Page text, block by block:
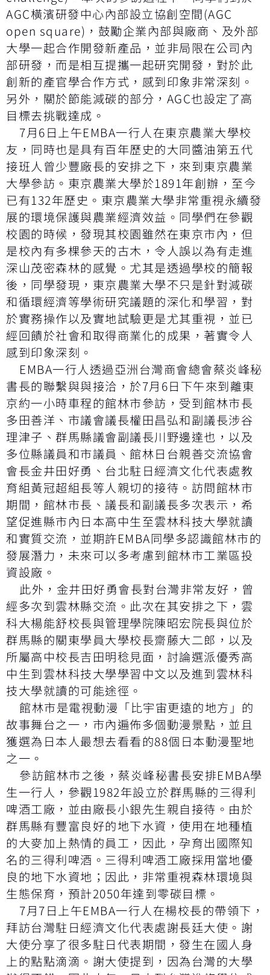
AGC橫濱研發中心內部設立協創空間(AGC
open square)，鼓勵企業內部與廠商、及外部
大學一起合作開發新產品，並非局限在公司內
部研發，而是相互提攜一起研究開發，對於此
創新的產官學合作方式，感到印象非常深刻。
另外，關於節能減碳的部分，AGC也設定了高
目標去挑戰達成。
7月6日上午EMBA一行人在東京農業大學校
友，同時也是具有百年歷史的大同醬油第五代
接班人曾少豐廠長的安排之下，來到東京農業
大學參訪。東京農業大學於1891年創辦，至今
已有132年歷史。東京農業大學非常重視永續發
展的環境保護與農業經濟效益。同學們在參觀
校園的時候，發現其校園雖然在東京市內，但
是校內有多棵參天的古木，令人誤以為有走進
深山茂密森林的感覺。尤其是透過學校的簡報
後，同學發現，東京農業大學不只是針對減碳
和循環經濟等學術研究議題的深化和學習，對
於實務操作以及實地試驗更是尤其重視，並已
經回饋於社會和取得商業化的成果，著實令人
感到印象深刻。
EMBA一行人透過亞洲台灣商會總會蔡炎峰秘
書長的聯繫與與接洽，於7月6日下午來到離東
京約一小時車程的館林市參訪，受到館林市長
多田善洋、市議會議長權田昌弘和副議長涉谷
理津子、群馬縣議會副議長川野邊達也，以及
多位縣議員和市議員、館林日台親善交流協會
會長金井田好勇、台北駐日經濟文化代表處教
育組黃冠超組長等人親切的接待。訪問館林市
期間，館林市長、議長和副議長多次表示，希
望促進縣市內日本高中生至雲林科技大學就讀
和實質交流，並期許EMBA同學多認識館林市的
發展潛力，未來可以多考慮到館林市工業區投
資設廠。
此外，金井田好勇會長對台灣非常友好，曾
經多次到雲林縣交流。此次在其安排之下，雲
科大楊能舒校長與管理學院陳昭宏院長與位於
群馬縣的關東學員大學校長齋藤大二郎，以及
所屬高中校長吉田明稔見面，討論選派優秀高
中生到雲林科技大學學習中文以及進到雲林科
技大學就讀的可能途徑。
館林市是電視動漫「比宇宙更遠的地方」的
故事舞台之一，市內遍佈多個動漫景點，並且
獲選為日本人最想去看看的88個日本動漫聖地
之一。
參訪館林市之後，蔡炎峰秘書長安排EMBA學
生一行人，參觀1982年設立於群馬縣的三得利
啤酒工廠，並由廠長小銀先生親自接待。由於
群馬縣有豐富良好的地下水資，使用在地種植
的大麥加上熱情的員工，因此，孕育出國際知
名的三得利啤酒。三得利啤酒工廠採用當地優
良的地下水資地；因此，非常重視森林環境與
生態保育，預計2050年達到零碳目標。
7月7日上午EMBA一行人在楊校長的帶領下，
拜訪台灣駐日經濟文化代表處謝長廷大使。謝
大使分享了很多駐日代表期間，發生在國人身
上的點點滴滴。謝大使提到，因為台灣的大學